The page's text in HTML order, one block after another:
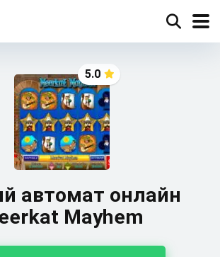
5.0
автомат онлайн
Mayhem